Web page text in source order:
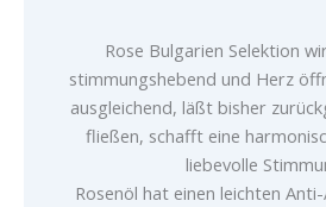
Rose Bulgarien Selektion
stimmungshebend und Herz
ausgleichend, läßt bisher
fließen, schafft eine
liebevolle
Rosenöl hat einen leichten